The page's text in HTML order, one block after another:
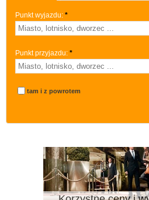
Punkt wyjazdu: *
Punkt przyjazdu: *
tam i z powrotem